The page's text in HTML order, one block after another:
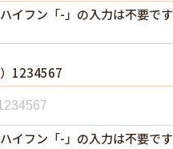
イフン「-」の入力は不要です
1234567
イフン「-」の入力は不要です